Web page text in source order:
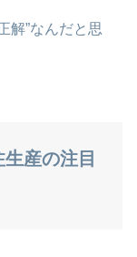
解”なんだと思
産の注目